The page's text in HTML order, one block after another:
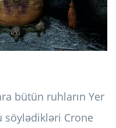
bütün ruhların Yer
söylədikləri Crone